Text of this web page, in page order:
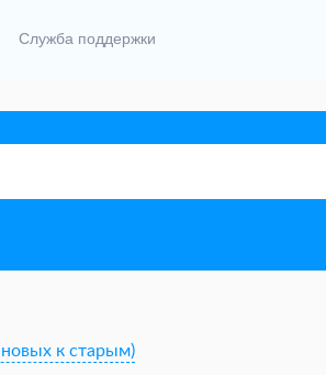
Служба поддержки
к старым)